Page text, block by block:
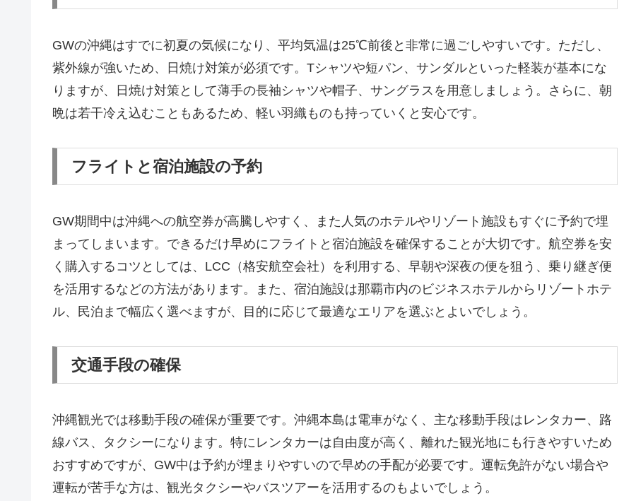
GWの沖縄はすでに初夏の気候になり、平均気温は25℃前後と非常に過ごしやすいです。ただし、
紫外線が強いため、日焼け対策が必須です。Tシャツや短パン、サンダルといった軽装が基本にな
りますが、日焼け対策として薄手の長袖シャツや帽子、サングラスを用意しましょう。さらに、朝
晩は若干冷え込むこともあるため、軽い羽織ものも持っていくと安心です。
フライトと宿泊施設の予約
GW期間中は沖縄への航空券が高騰しやすく、また人気のホテルやリゾート施設もすぐに予約で埋
まってしまいます。できるだけ早めにフライトと宿泊施設を確保することが大切です。航空券を安
く購入するコツとしては、LCC（格安航空会社）を利用する、早朝や深夜の便を狙う、乗り継ぎ便
を活用するなどの方法があります。また、宿泊施設は那覇市内のビジネスホテルからリゾートホテ
ル、民泊まで幅広く選べますが、目的に応じて最適なエリアを選ぶとよいでしょう。
交通手段の確保
沖縄観光では移動手段の確保が重要です。沖縄本島は電車がなく、主な移動手段はレンタカー、路
線バス、タクシーになります。特にレンタカーは自由度が高く、離れた観光地にも行きやすいため
おすすめですが、GW中は予約が埋まりやすいので早めの手配が必要です。運転免許がない場合や
運転が苦手な方は、観光タクシーやバスツアーを活用するのもよいでしょう。